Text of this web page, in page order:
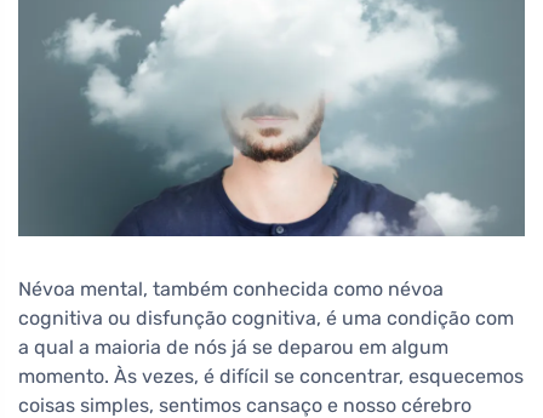
Névoa mental, também conhecida como névoa
cognitiva ou disfunção cognitiva, é uma condição com
a qual a maioria de nós já se deparou em algum
momento. Às vezes, é difícil se concentrar, esquecemos
coisas simples, sentimos cansaço e nosso cérebro